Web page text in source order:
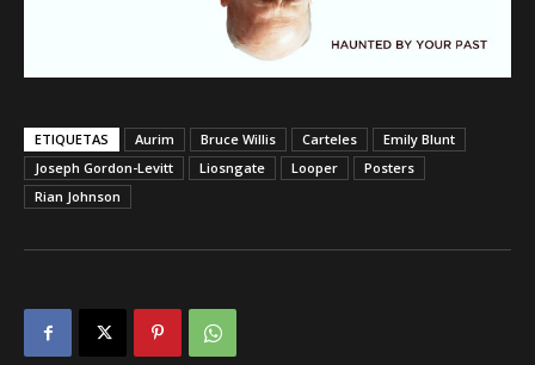
ETIQUETAS Aurim Bruce Willis Carteles
Emily Blunt
Joseph Gordon-Levitt
Liosngate Looper
Posters
Rian Johnson